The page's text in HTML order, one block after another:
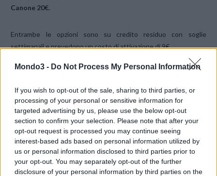
Mondo3 - Do Not Process My Personal Information
If you wish to opt-out of the sale, sharing to third parties, or
processing of your personal or sensitive information for
targeted advertising by us, please use the below opt-out
section to confirm your selection. Please note that after your
opt-out request is processed you may continue seeing
interest-based ads based on personal information utilized by
us or personal information disclosed to third parties prior to
your opt-out. You may separately opt-out of the further
disclosure of your personal information by third parties on the
Canone 20€.
Entrambe le opzioni sono su credito residuo con soglie
settimanali e prevedono un costo di attivazione di 9€.
in casa Wind l’offerta All Inclusive 1000 con 3GB è
CONDIVIDI QUESTO ARTICOLO:
E-mail LinkedIn Facebook
X Mastodon Telegram
WhatsApp Stampa Altro